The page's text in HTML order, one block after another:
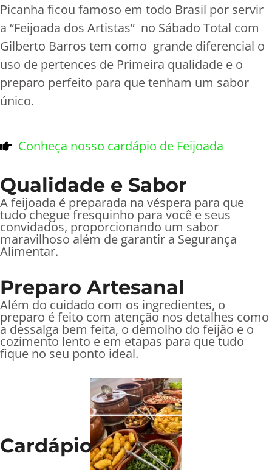
Picanha ficou famoso em todo Brasil por servir
a “Feijoada dos Artistas” no Sábado Total com
Gilberto Barros tem como grande diferencial o
uso de pertences de Primeira qualidade e o
preparo perfeito para que tenham um sabor
único.
Conheça nosso cardápio de Feijoada
Qualidade e Sabor
A feijoada é preparada na véspera para que
tudo chegue fresquinho para você e seus
convidados, proporcionando um sabor
maravilhoso além de garantir a Segurança
Alimentar.
Preparo Artesanal
Além do cuidado com os ingredientes, o
preparo é feito com atenção nos detalhes como
a dessalga bem feita, o demolho do feijão e o
cozimento lento e em etapas para que tudo
fique no seu ponto ideal.
Cardápio